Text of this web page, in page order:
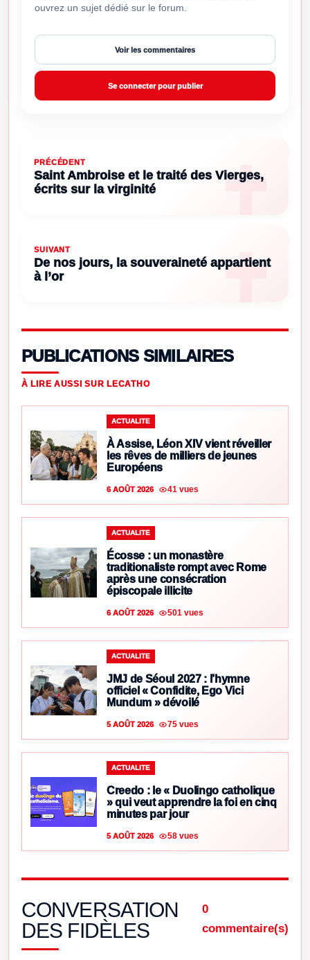
ouvrez un sujet dédié sur le forum.
Voir les commentaires
Se connecter pour publier
PRÉCÉDENT
Saint Ambroise et le traité des Vierges,
écrits sur la virginité
SUIVANT
De nos jours, la souveraineté appartient
à l’or
PUBLICATIONS SIMILAIRES
À LIRE AUSSI SUR LECATHO
ACTUALITE
À Assise, Léon XIV vient réveiller
les rêves de milliers de jeunes
Européens
6 AOÛT 2026 41 vues
ACTUALITE
Écosse : un monastère
traditionaliste rompt avec Rome
après une consécration
épiscopale illicite
6 AOÛT 2026 501 vues
ACTUALITE
JMJ de Séoul 2027 : l’hymne
officiel « Confidite, Ego Vici
Mundum » dévoilé
5 AOÛT 2026 75 vues
ACTUALITE
Creedo : le « Duolingo catholique
» qui veut apprendre la foi en cinq
minutes par jour
5 AOÛT 2026 58 vues
CONVERSATION
DES FIDÈLES
0
commentaire(s)